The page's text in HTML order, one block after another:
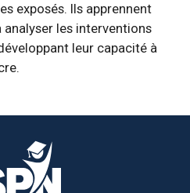
exposés. Ils apprennent
les interventions
leur capacité à